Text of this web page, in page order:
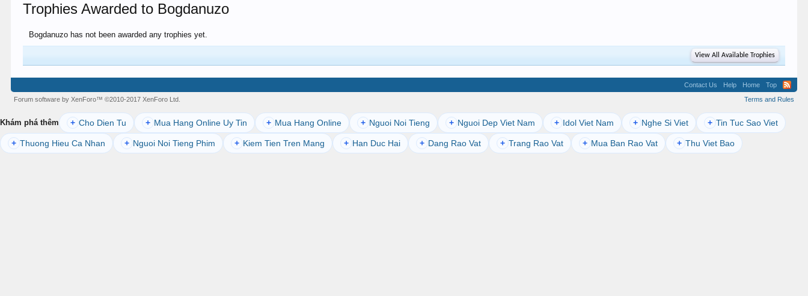
Trophies Awarded to Bogdanuzo
Bogdanuzo has not been awarded any trophies yet.
View All Available Trophies
Contact Us Help Home
Top
Terms and Rules
Forum software by XenForo™©2010-2017 XenForo Ltd.
Khám phá thêm + Cho Dien Tu + Mua Hang Online Uy Tin + Mua Hang Online + Nguoi Noi Tieng + Nguoi Dep Viet Nam + Idol Viet Nam + Nghe Si Viet + Tin Tuc Sao Viet
+ Thuong Hieu Ca Nhan + Nguoi Noi Tieng Phim + Kiem Tien Tren Mang + Han Duc Hai + Dang Rao Vat + Trang Rao Vat + Mua Ban Rao Vat + Thu Viet Bao